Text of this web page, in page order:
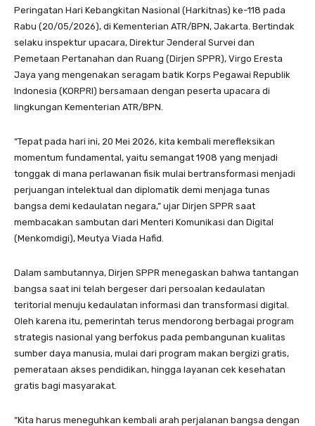
Peringatan Hari Kebangkitan Nasional (Harkitnas) ke-118 pada
Rabu (20/05/2026), di Kementerian ATR/BPN, Jakarta. Bertindak
selaku inspektur upacara, Direktur Jenderal Survei dan
Pemetaan Pertanahan dan Ruang (Dirjen SPPR), Virgo Eresta
Jaya yang mengenakan seragam batik Korps Pegawai Republik
Indonesia (KORPRI) bersamaan dengan peserta upacara di
lingkungan Kementerian ATR/BPN.
“Tepat pada hari ini, 20 Mei 2026, kita kembali merefleksikan
momentum fundamental, yaitu semangat 1908 yang menjadi
tonggak di mana perlawanan fisik mulai bertransformasi menjadi
perjuangan intelektual dan diplomatik demi menjaga tunas
bangsa demi kedaulatan negara,” ujar Dirjen SPPR saat
membacakan sambutan dari Menteri Komunikasi dan Digital
(Menkomdigi), Meutya Viada Hafid.
Dalam sambutannya, Dirjen SPPR menegaskan bahwa tantangan
bangsa saat ini telah bergeser dari persoalan kedaulatan
teritorial menuju kedaulatan informasi dan transformasi digital.
Oleh karena itu, pemerintah terus mendorong berbagai program
strategis nasional yang berfokus pada pembangunan kualitas
sumber daya manusia, mulai dari program makan bergizi gratis,
pemerataan akses pendidikan, hingga layanan cek kesehatan
gratis bagi masyarakat.
“Kita harus meneguhkan kembali arah perjalanan bangsa dengan